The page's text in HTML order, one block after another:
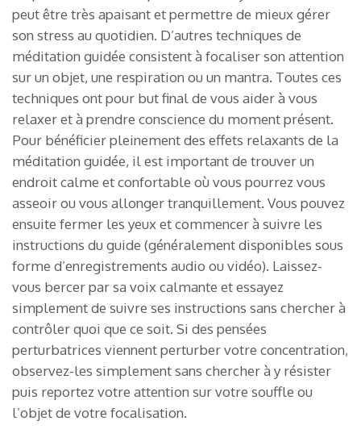
peut être très apaisant et permettre de mieux gérer
son stress au quotidien. D’autres techniques de
méditation guidée consistent à focaliser son attention
sur un objet, une respiration ou un mantra. Toutes ces
techniques ont pour but final de vous aider à vous
relaxer et à prendre conscience du moment présent.
Pour bénéficier pleinement des effets relaxants de la
méditation guidée, il est important de trouver un
endroit calme et confortable où vous pourrez vous
asseoir ou vous allonger tranquillement. Vous pouvez
ensuite fermer les yeux et commencer à suivre les
instructions du guide (généralement disponibles sous
forme d’enregistrements audio ou vidéo). Laissez-
vous bercer par sa voix calmante et essayez
simplement de suivre ses instructions sans chercher à
contrôler quoi que ce soit. Si des pensées
perturbatrices viennent perturber votre concentration,
observez-les simplement sans chercher à y résister
puis reportez votre attention sur votre souffle ou
l’objet de votre focalisation.